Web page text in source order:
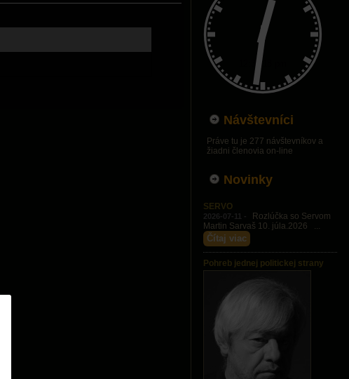
Návštevníci
Práve tu je 277 návštevníkov a
žiadni členovia on-line
Novinky
SERVO
2026-07-11 -
Rozlúčka so Servom
Martin Sarvaš 10. júla.2026 ...
Čítaj viac
Pohreb jednej politickej strany